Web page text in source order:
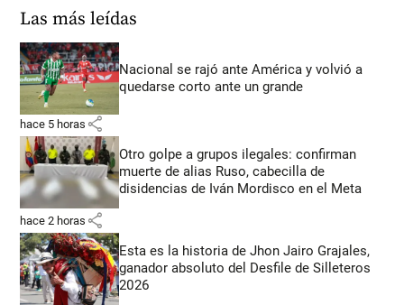
Las más leídas
Nacional se rajó ante América y volvió a
quedarse corto ante un grande
hace 5 horas share
Otro golpe a grupos ilegales: confirman
muerte de alias Ruso, cabecilla de
disidencias de Iván Mordisco en el Meta
hace 2 horas share
Esta es la historia de Jhon Jairo Grajales,
ganador absoluto del Desfile de Silleteros
2026